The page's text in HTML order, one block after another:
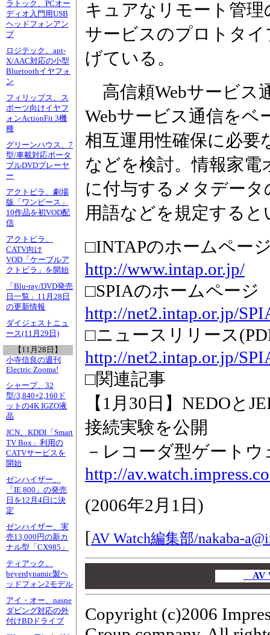
ラトック、PCオー
ディオ入門用USB
ヘッドフォンアン
プ
ロジテック、apt-
X/AAC対応の小型
Bluetoothイヤフォ
ン
フィリップス、ス
ポーツ向けイヤフ
ォンActionFit 3機
種
グリーンハウス、7
型/車載対応ポータ
ブルDVDプレーヤ
ー
アクトビラ、劇場
版「ワンピース」
10作品を初VOD配
信
アクトビラ、
CATV向け
VOD「ケーブルア
クトビラ」を開始
「Blu-ray/DVD発売
日一覧」11月28日
の更新情報
ダイジェストニュ
ース(11月29日)
【11月28日】
小寺信良の週刊
Electric Zooma!
シャープ、32
型/3,840×2,160ド
ットの4K IGZO液
晶
JCN、KDDI「Smart
TV Box」利用の
CATVサービスを
開始
ゼンハイザー、
「IE 800」の発売
日を12月4日に決
定
ゼンハイザー、実
売13,000円の新カ
ナル型「CX985」
ティアック、
beyerdynamic製ヘ
ッドフォン2モデル
アイ・オー、nasne
ダビング対応の外
付けBDドライブ
キュアなリモート管
サービスのプロトタ
げている。
高信頼Webサービス
Webサービス通信を
相互運用性確保に必
などを検討。情報家電
に付与するメタデー
用語などを規定する
□INTAPのホームペー
http://www.intap.or.jp/
□SPIAのホームページ
http://net2.intap.or.jp/
□ニュースリリース
http://net2.intap.or.jp/
□関連記事
【1月30日】NEDOと
接続実験を公開
－レコーダ型ゲート
http://
(2006年2月1日 )
[AV Watch編集部/nakaba-
AV
Copyright (c)2006